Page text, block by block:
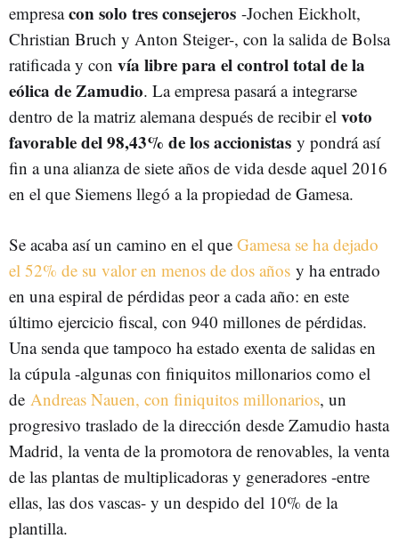
empresacon solo tres consejeros -Jochen Eickholt,
Christian Bruch y Anton Steiger-, con la salida de Bolsa
ratificada y con vía libre para el control total de la
eólica de Zamudio. La empresa pasará a integrarse
dentro de la matriz alemana después de recibir el voto
favorable del 98,43% de los accionistas y pondrá así
fin a una alianza de siete años de vida desde aquel 2016
en el que Siemens llegó a la propiedad de Gamesa.
Se acaba así un camino en el que Gamesa se ha dejado
el 52% de su valor en menos de dos años y ha entrado
en una espiral de pérdidas peor a cada año: en este
último ejercicio fiscal, con 940 millones de pérdidas.
Una senda que tampoco ha estado exenta de salidas en
la cúpula -algunas con finiquitos millonarios como el
de Andreas Nauen, con finiquitos millonarios, un
progresivo traslado de la dirección desde Zamudio hasta
Madrid, la venta de la promotora de renovables, la venta
de las plantas de multiplicadoras y generadores -entre
ellas, las dos vascas- y un despido del 10% de la
plantilla.